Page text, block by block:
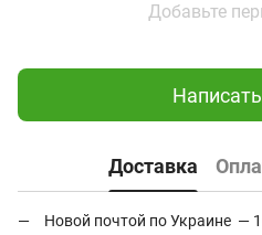
Добавьте
Доставка
Новой почтой по Украине —